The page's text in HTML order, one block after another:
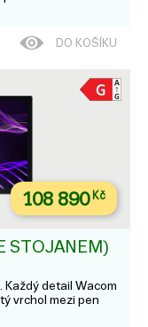
DO KOŠÍKU
108 890Kč
STOJANEM)
detail Wacom
vrchol mezi pen